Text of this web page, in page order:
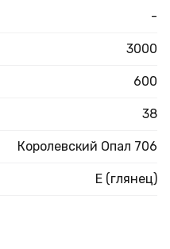
-
3000
600
38
Королевский Опал 706
E (глянец)